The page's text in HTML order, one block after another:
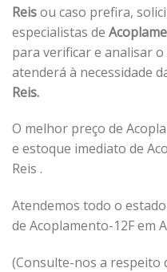
Reisou caso prefira,
especialistas de
para verificar e analisar o
atenderá à necessidade
Reis.
O melhor preço de
e estoque imediato de
Reis .
Atendemos todo o
de Acoplamento-12F em
(Consulte-nos a